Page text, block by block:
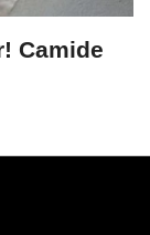
Camide